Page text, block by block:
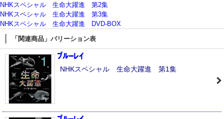
NHKスペシャル 生命大躍進 第2集
NHKスペシャル 生命大躍進 第3集
NHKスペシャル 生命大躍進 DVD-BOX
「関連商品」バリーション表
NHKスペシャル 生命大躍進 第1集